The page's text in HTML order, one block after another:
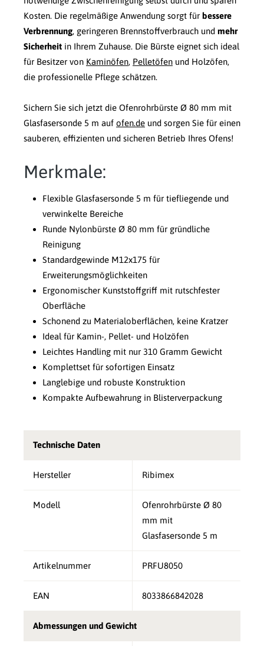
Kosten. Die regelmäßige Anwendung sorgt für bessere
Verbrennung, geringeren Brennstoffverbrauch und mehr
Sicherheit in Ihrem Zuhause. Die Bürste eignet sich ideal
für Besitzer von Kaminöfen, Pelletöfen und Holzöfen,
die professionelle Pflege schätzen.
Sichern Sie sich jetzt die Ofenrohrbürste Ø 80 mm mit
Glasfasersonde 5 m auf ofen.de und sorgen Sie für einen
sauberen, effizienten und sicheren Betrieb Ihres Ofens!
Merkmale:
Flexible Glasfasersonde 5 m für tiefliegende und
verwinkelte Bereiche
Runde Nylonbürste Ø 80 mm für gründliche
Reinigung
Standardgewinde M12x175 für
Erweiterungsmöglichkeiten
Ergonomischer Kunststoffgriff mit rutschfester
Oberfläche
Schonend zu Materialoberflächen, keine Kratzer
Ideal für Kamin-, Pellet- und Holzöfen
Leichtes Handling mit nur 310 Gramm Gewicht
Komplettset für sofortigen Einsatz
Langlebige und robuste Konstruktion
Kompakte Aufbewahrung in Blisterverpackung
Technische Daten
Hersteller Ribimex
Modell
Ofenrohrbürste Ø 80
mm mit
Glasfasersonde 5 m
Artikelnummer PRFU8050
EAN 8033866842028
Abmessungen und Gewicht